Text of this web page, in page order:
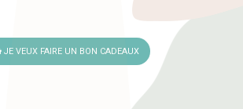
JE VEUX FAIRE UN BON CADEAUX